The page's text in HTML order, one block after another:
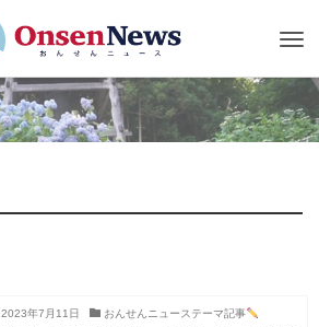
2023年7月11日 おんせんニューステーマ記事